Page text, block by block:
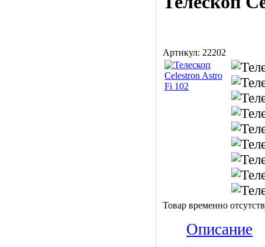
Артикул: 22202
Товар временно
Описание